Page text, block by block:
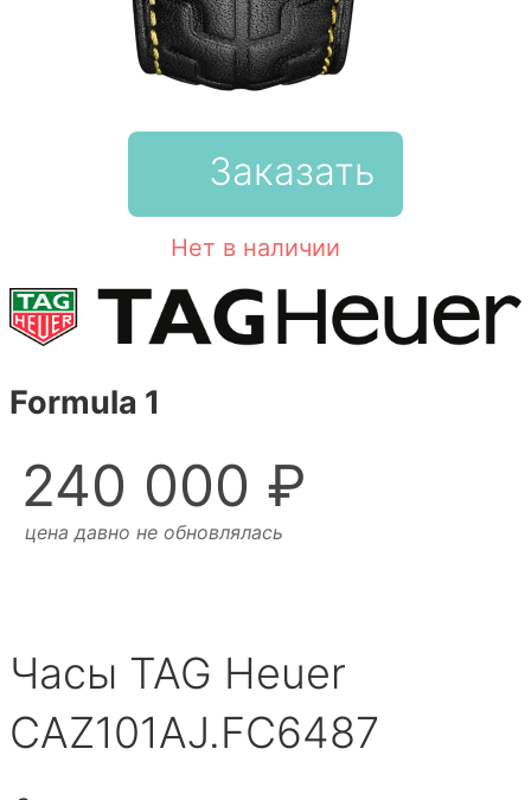
Заказать
Нет в наличии
Formula 1
240 000 ₽
цена давно не обновлялась
Часы TAG Heuer
CAZ101AJ.FC6487